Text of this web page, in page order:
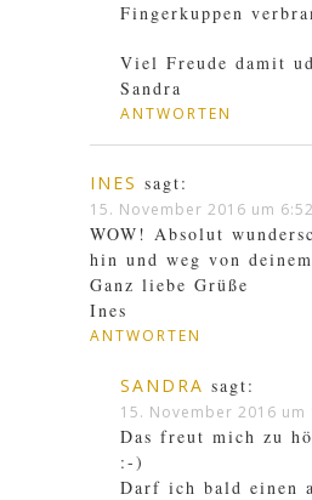
Fingerkuppen
Viel Freude damit
Sandra
ANTWORTEN
INES sagt:
15. November 2016 um
WOW! Absolut
hin und weg von
Ganz liebe Grüße
Ines
ANTWORTEN
SANDRA sagt:
15. November 2016 um
Das freut mich zu
:-)
Darf ich bald einen